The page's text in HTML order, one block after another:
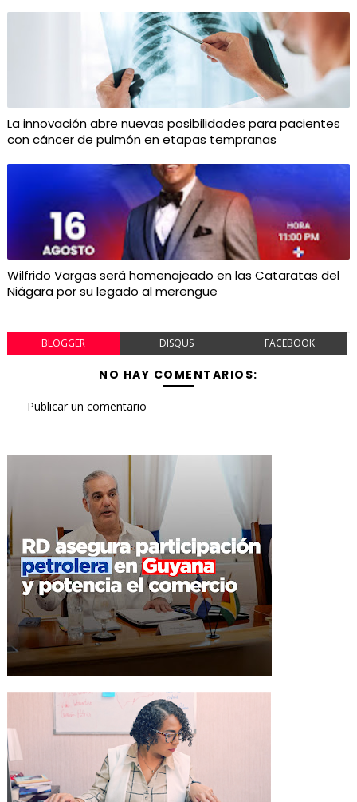
La innovación abre nuevas posibilidades para pacientes
con cáncer de pulmón en etapas tempranas
Wilfrido Vargas será homenajeado en las Cataratas del
Niágara por su legado al merengue
BLOGGER DISQUS FACEBOOK
NO HAY COMENTARIOS:
Publicar un comentario